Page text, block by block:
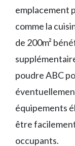
emplacement
comme la
de 200m²
poudre ABC
équipements
être
occupants.